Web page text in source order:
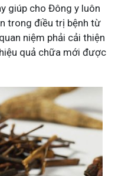
giúp cho Đông y luôn
trong điều trị bệnh từ
niệm phải cải thiện
quả chữa mới được